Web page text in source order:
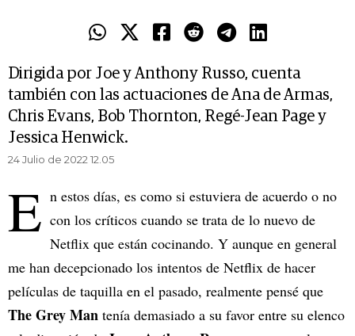
Dirigida por Joe y Anthony Russo, cuenta
también con las actuaciones de Ana de Armas,
Chris Evans, Bob Thornton, Regé-Jean Page y
Jessica Henwick.
24 Julio de 2022 12.05
E n estos días, es como si estuviera de acuerdo o no
con los críticos cuando se trata de lo nuevo de
Netflix que están cocinando. Y aunque en general
me han decepcionado los intentos de Netflix de hacer
películas de taquilla en el pasado, realmente pensé que
The Grey Man tenía demasiado a su favor entre su elenco